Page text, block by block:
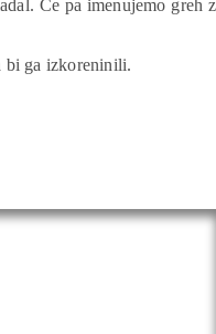
Če pa imenujemo greh z
bi ga izkoreninili.